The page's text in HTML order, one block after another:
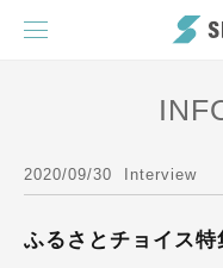
2020/09/30 Interview
ふるさとチョイス